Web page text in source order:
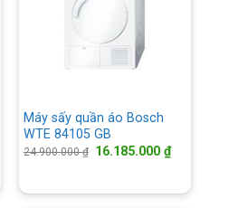
Máy sấy quần áo Bosch
WTE 84105 GB
24.900.000₫ Giá
16.185.000₫Giá
hiện